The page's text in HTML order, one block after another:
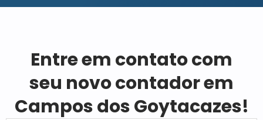
Entre em contato com
seu novo contador em
Campos dos Goytacazes!